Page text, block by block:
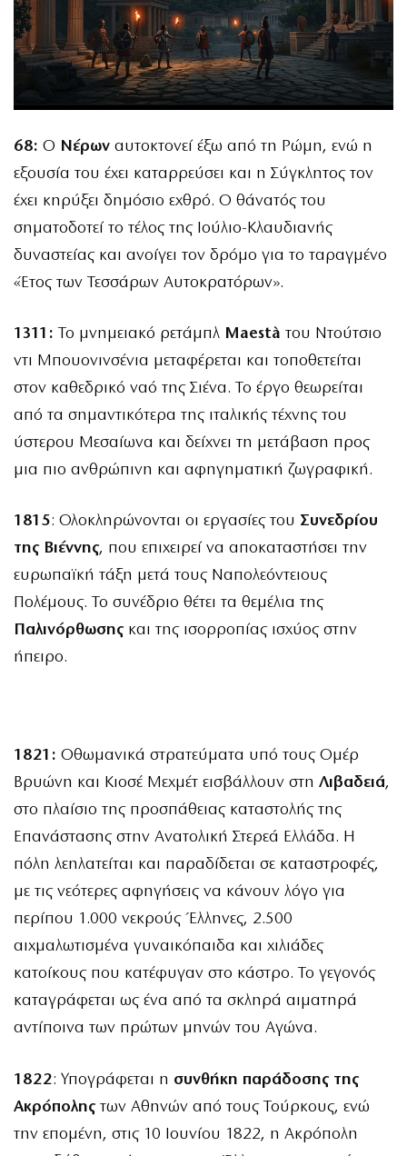
68: Ο Νέρων αυτοκτονεί έξω από τη Ρώμη, ενώ η
εξουσία του έχει καταρρεύσει και η Σύγκλητος τον
έχει κηρύξει δημόσιο εχθρό. Ο θάνατός του
σηματοδοτεί το τέλος της Ιούλιο-Κλαυδιανής
δυναστείας και ανοίγει τον δρόμο για το ταραγμένο
«Έτος των Τεσσάρων Αυτοκρατόρων».
1311: Το μνημειακό ρετάμπλ Maestà του Ντούτσιο
ντι Μπουονινσένια μεταφέρεται και τοποθετείται
στον καθεδρικό ναό της Σιένα. Το έργο θεωρείται
από τα σημαντικότερα της ιταλικής τέχνης του
ύστερου Μεσαίωνα και δείχνει τη μετάβαση προς
μια πιο ανθρώπινη και αφηγηματική ζωγραφική.
1815: Ολοκληρώνονται οι εργασίες του Συνεδρίου
της Βιέννης, που επιχειρεί να αποκαταστήσει την
ευρωπαϊκή τάξη μετά τους Ναπολεόντειους
Πολέμους. Το συνέδριο θέτει τα θεμέλια της
Παλινόρθωσης και της ισορροπίας ισχύος στην
ήπειρο.
1821: Οθωμανικά στρατεύματα υπό τους Ομέρ
Βρυώνη και Κιοσέ Μεχμέτ εισβάλλουν στη Λιβαδειά,
στο πλαίσιο της προσπάθειας καταστολής της
Επανάστασης στην Ανατολική Στερεά Ελλάδα. Η
πόλη λεηλατείται και παραδίδεται σε καταστροφές,
με τις νεότερες αφηγήσεις να κάνουν λόγο για
περίπου 1.000 νεκρούς Έλληνες, 2.500
αιχμαλωτισμένα γυναικόπαιδα και χιλιάδες
κατοίκους που κατέφυγαν στο κάστρο. Το γεγονός
καταγράφεται ως ένα από τα σκληρά αιματηρά
αντίποινα των πρώτων μηνών του Αγώνα.
1822: Υπογράφεται η συνθήκη παράδοσης της
Ακρόπολης των Αθηνών από τους Τούρκους, ενώ
την επομένη, στις 10 Ιουνίου 1822, η Ακρόπολη